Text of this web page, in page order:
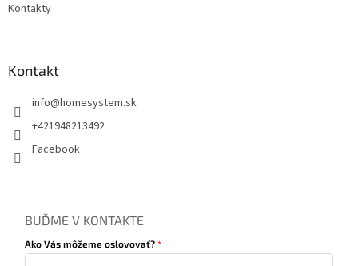
Kontakty
Kontakt
info@homesystem.sk
+421948213492
Facebook
BUĎME V KONTAKTE
Ako Vás môžeme oslovovať?